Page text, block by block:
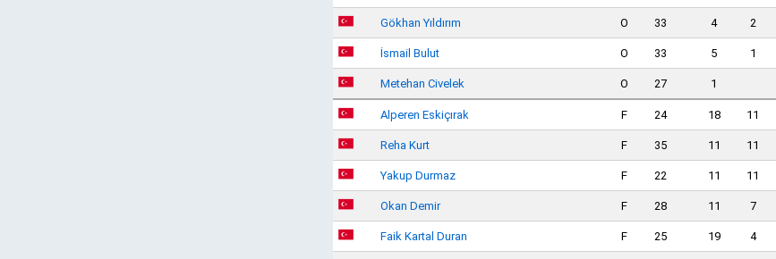
Gökhan Yıldırım O 33 4 2
İsmail Bulut O 33 5 1
Metehan Civelek O 27 1
Alperen Eskiçırak F 24 18 11
Reha Kurt F 35 11 11
Yakup Durmaz F 22 11 11
Okan Demir F 28 11 7
Faik Kartal Duran F 25 19 4